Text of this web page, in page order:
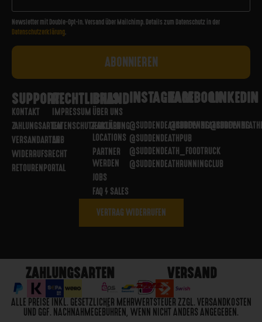
Newsletter mit Double-Opt-In. Versand über Mailchimp. Details zum Datenschutz in der
Datenschutzerklärung.
SUPPORT
KONTAKT
ZAHLUNGSARTEN
VERSANDARTEN
WIDERRUFSRECHT
RETOURENPORTAL
RECHTLICHES
IMPRESSUM
DATENSCHUTZERKLÄRUNG
AGB
BRAND
ÜBER UNS
PARTNER
LOCATIONS
PARTNER
WERDEN
JOBS
FAQ / SALES
INSTAGRAM
@SUDDENDEATHBREWING
@SUDDENDEATHPUB
@SUDDENDEATH_FOODTRUCK
@SUDDENDEATHRUNNINGCLUB
FACEBOOK
@SUDDENDEATHBREWING
LINKEDIN
VERTRAG WIDERRUFEN
ZAHLUNGSARTEN VERSAND
ALLE PREISE INKL. GESETZLICHER MEHRWERTSTEUER ZZGL. VERSANDKOSTEN
UND GGF. NACHNAHMEGEBÜHREN, WENN NICHT ANDERS ANGEGEBEN.